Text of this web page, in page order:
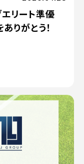
エリート準優
りがとう！